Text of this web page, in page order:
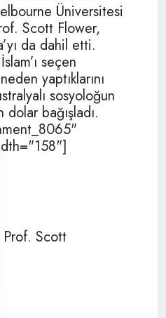
Üniversitesi
Scott Flower,
da dahil etti.
seçen
yaptıklarını
sosyoloğun
dolar bağışladı.
Prof. Scott